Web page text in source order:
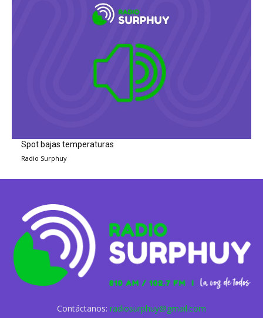
Spot bajas temperaturas
Radio Surphuy
Contáctanos: radiosurphuy@gmail.com